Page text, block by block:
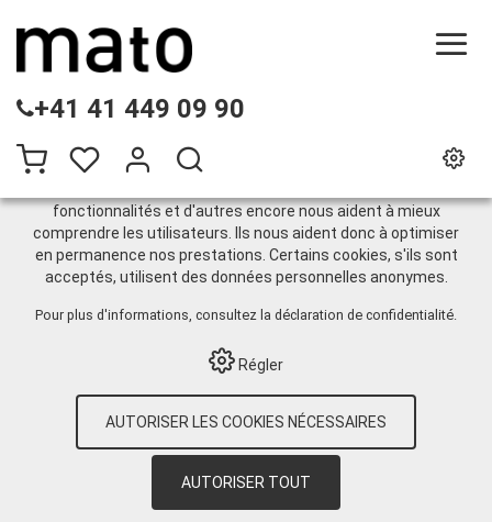
+41 41 449 09 90
Agrafe à plaques
ECP187SS-NCS
TRANSPORTEUSES › BANDE
TRANSPORTEUSE LIGHT DUTY › SYSTÈMES
À MARTEAU › SYSTÈMES EASYCLIP ›
CE SITE UTILISE DES COOKIES
Nous utilisons différents cookies sur notre site web :
certains sont nécessaires au bon fonctionnement du site,
fonctionnalités et d'autres encore nous aident à mieux
comprendre les utilisateurs. Ils nous aident donc à optimiser
en permanence nos prestations. Certains cookies, s'ils sont
acceptés, utilisent des données personnelles anonymes.
Pour plus d'informations, consultez la déclaration de confidentialité.
Régler
AUTORISER LES COOKIES NÉCESSAIRES
AUTORISER TOUT